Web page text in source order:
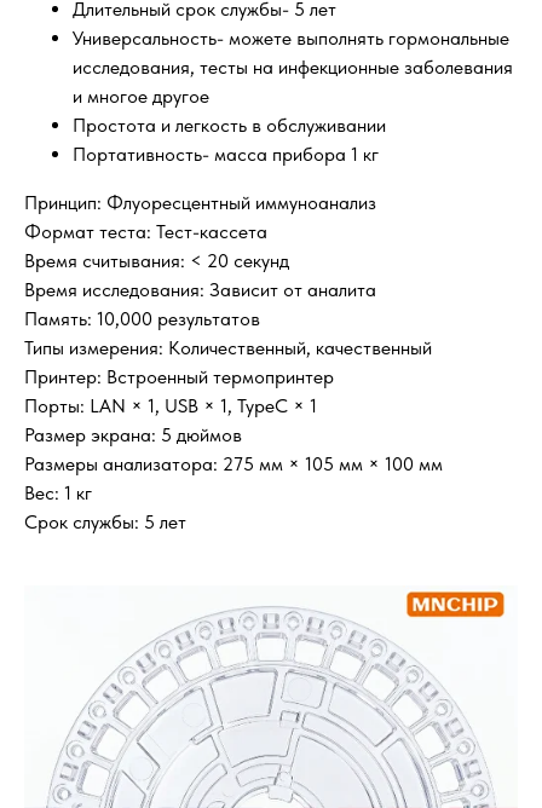
Длительный срок службы- 5 лет
Универсальность- можете выполнять гормональные
исследования, тесты на инфекционные заболевания
и многое другое
Простота и легкость в обслуживании
Портативность- масса прибора 1 кг
Принцип: Флуоресцентный иммуноанализ
Формат теста: Тест-кассета
Время считывания: < 20 секунд
Время исследования: Зависит от аналита
Память: 10,000 результатов
Типы измерения: Количественный, качественный
Принтер: Встроенный термопринтер
Порты: LAN × 1, USB × 1, TypeC × 1
Размер экрана: 5 дюймов
Размеры анализатора: 275 мм × 105 мм × 100 мм
Вес: 1 кг
Срок службы: 5 лет
Заказать звонок